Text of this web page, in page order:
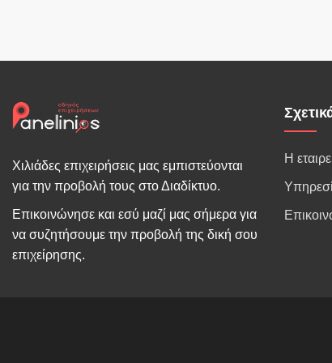
Χιλιάδες επιχειρήσεις μας εμπιστεύονται
για την προβολή τους στο Διαδίκτυο.
Επικοινώνησε και εσύ μαζί μας σήμερα για
να συζητήσουμε την προβολή της δική σου
επιχείρησης.
Η